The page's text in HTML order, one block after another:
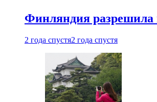
Финляндия разрешила
2 года спустя2 года спустя